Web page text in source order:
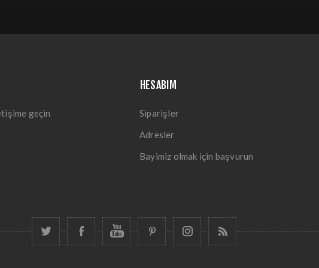
geçin
HESABIM
Siparişler
Adresler
Bayimiz olmak için başvurun